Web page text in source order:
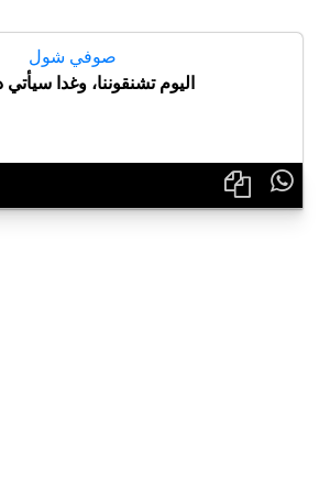
صوفي شول
اليوم تشنقوننا، وغدا
